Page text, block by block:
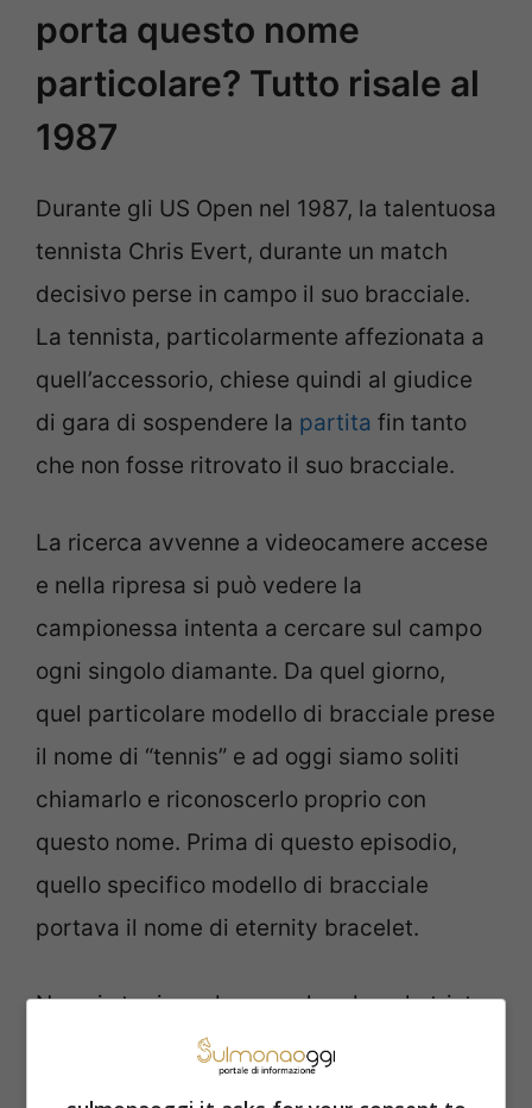
porta questo nome
particolare? Tutto risale al
1987
Durante gli US Open nel 1987, la talentuosa
tennista Chris Evert, durante un match
decisivo perse in campo il suo bracciale.
La tennista, particolarmente affezionata a
quell’accessorio, chiese quindi al giudice
di gara di sospendere la partita fin tanto
che non fosse ritrovato il suo bracciale.
La ricerca avvenne a videocamere accese
e nella ripresa si può vedere la
campionessa intenta a cercare sul campo
ogni singolo diamante. Da quel giorno,
quel particolare modello di bracciale prese
il nome di “tennis” e ad oggi siamo soliti
chiamarlo e riconoscerlo proprio con
questo nome. Prima di questo episodio,
quello specifico modello di bracciale
portava il nome di eternity bracelet.
Non ci stupisce dunque che, dopo la triste
disavventura sul campo della Evert, la